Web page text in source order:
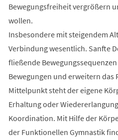
Bewegungsfreiheit vergrößern
wollen.
Insbesondere mit steigendem
Verbindung wesentlich. Sanfte
fließende
Bewegungen und erweitern das
Mittelpunkt steht der eigene
Erhaltung oder
Koordination. Mit Hilfe der
der Funktionellen Gymnastik